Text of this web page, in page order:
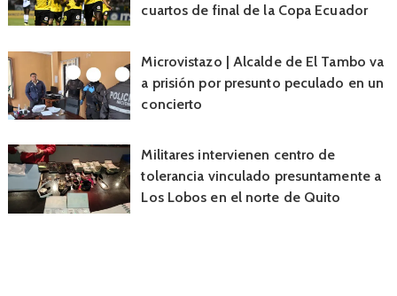
cuartos de final de la Copa Ecuador
Microvistazo | Alcalde de El Tambo va
a prisión por presunto peculado en un
concierto
Militares intervienen centro de
tolerancia vinculado presuntamente a
Los Lobos en el norte de Quito